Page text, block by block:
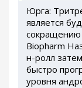
Юрга:
является
Biopharm
н-ролл
быстро
уровня